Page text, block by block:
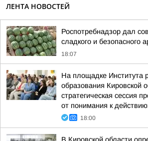
ЛЕНТА НОВОСТЕЙ
Роспотребнадзор дал
сладкого и безопасного
18:07
На площадке Института
образования Кировской
стратегическая сессия
от понимания к
18:00